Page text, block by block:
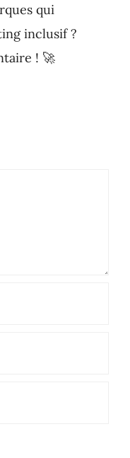
qui
inclusif ?
! 🚀